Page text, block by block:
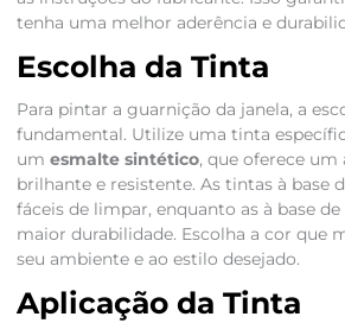
tenha uma melhor aderência e
Escolha da Tinta
Para pintar a guarnição da janela, a
fundamental. Utilize uma tinta
um esmalte sintético, que oferece um
brilhante e resistente. As tintas à base
fáceis de limpar, enquanto as à base
maior durabilidade. Escolha a cor que
seu ambiente e ao estilo desejado.
Aplicação da Tinta